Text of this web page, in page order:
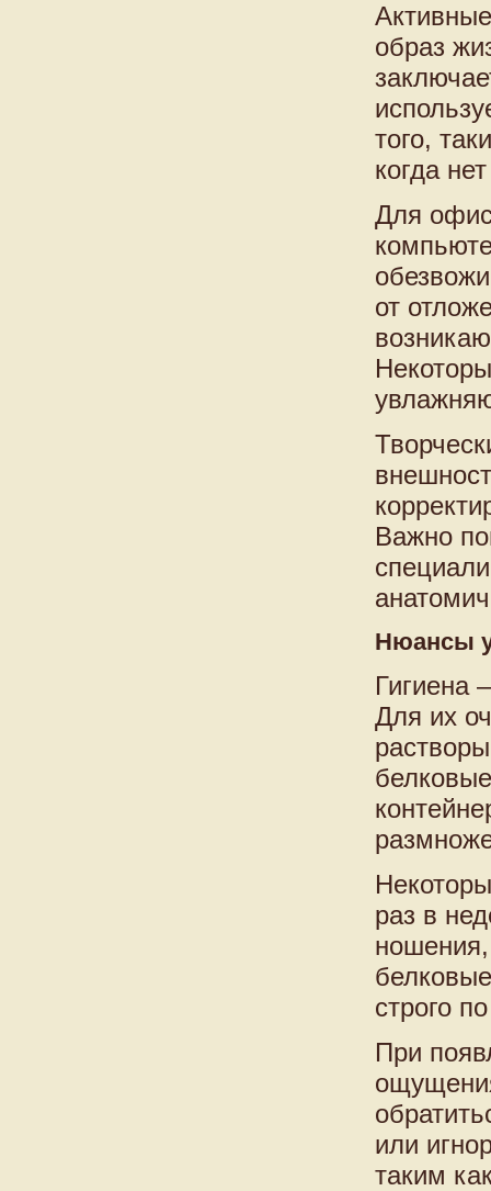
образ
того,
когда
Для
от
Важно
Нюансы
Гигиена
Для их
раз в
строго
При
или
таким